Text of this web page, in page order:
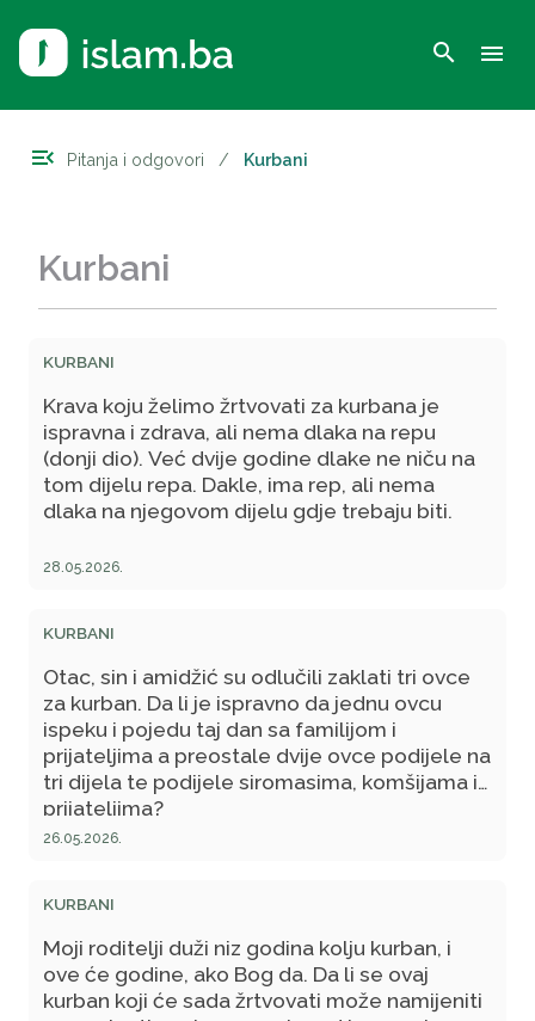
search menu
menu_open Pitanja i odgovori / Kurbani
Kurbani
KURBANI
Krava koju želimo žrtvovati za kurbana je
ispravna i zdrava, ali nema dlaka na repu
(donji dio). Već dvije godine dlake ne niču na
tom dijelu repa. Dakle, ima rep, ali nema
dlaka na njegovom dijelu gdje trebaju biti.
28.05.2026.
KURBANI
Otac, sin i amidžić su odlučili zaklati tri ovce
za kurban. Da li je ispravno da jednu ovcu
ispeku i pojedu taj dan sa familijom i
prijateljima a preostale dvije ovce podijele na
tri dijela te podijele siromasima, komšijama i
prijateljima?
26.05.2026.
KURBANI
Moji roditelji duži niz godina kolju kurban, i
ove će godine, ako Bog da. Da li se ovaj
kurban koji će sada žrtvovati može namijeniti